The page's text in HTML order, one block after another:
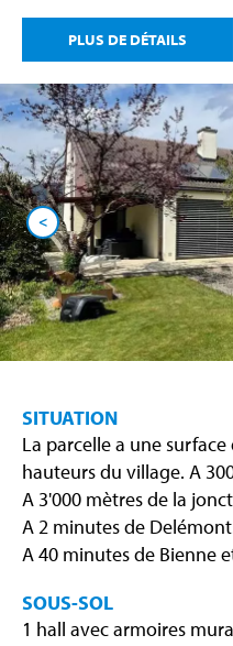
PLUS DE DÉTAILS
<
SITUATION
La parcelle a une
hauteurs du village. A
A 3'000 mètres de la
A 2 minutes de
A 40 minutes de Bienne
SOUS-SOL
1 hall avec armoires